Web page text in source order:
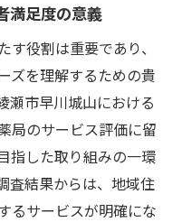
頼関係の深化
の双方向コミュニ
ビス展開の事例
かかりつけ薬局神
功事例
へのアプローチ
満足度の意義
役割は重要であり、
ズを理解するための貴
瀬市早川城山における
局のサービス評価に留
指した取り組みの一環
査結果からは、地域住
るサービスが明確にな